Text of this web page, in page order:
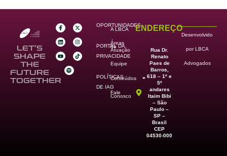
LET’S
SHAPE
THE
FUTURE
TOGETHER
OPORTUNIDADES
PORTAL DA
PRIVACIDADE
POLÍTICAS
DE IAG
A LBCA
Áreas
de
Atuação
Equipe
Conteúdos
Fale
Conosco
ENDEREÇO
Rua Dr.
Renato
Paes de
Barros,
618 – 1º e
5º
andares
Itaim Bibi
– São
Paulo –
SP –
Brasil
CEP
04530-000
Desenvolvido
por LBCA
Advogados